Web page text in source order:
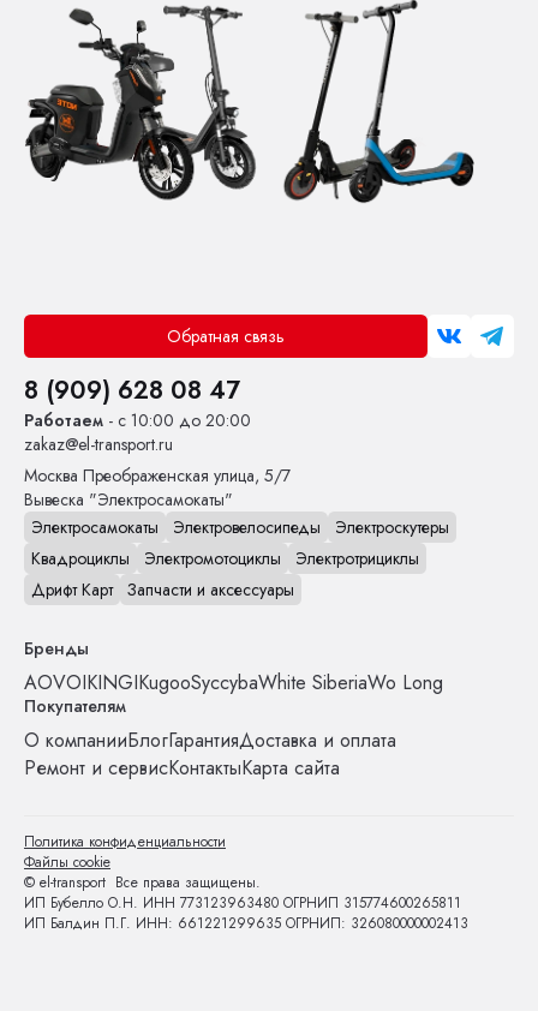
Обратная связь
8 (909) 628 08 47
Работаем - с 10:00 до 20:00
zakaz@el-transport.ru
Москва Преображенская улица, 5/7
Вывеска "Электросамокаты"
Электросамокаты
Электровелосипеды
Электроскутеры
Квадроциклы
Электромотоциклы
Электротрициклы
Дрифт Карт Запчасти и аксессуары
Бренды
AOVOIKINGIKugooSyccybaWhite SiberiaWo Long
Покупателям
О компанииБлогГарантияДоставка и оплата
Ремонт и сервисКонтактыКарта сайта
© el-transport Все права защищены.
ИП Бубелло О.Н. ИНН 773123963480 ОГРНИП 315774600265811
ИП Балдин П.Г. ИНН: 661221299635 ОГРНИП: 326080000002413
Политика конфиденциальности
Файлы cookie